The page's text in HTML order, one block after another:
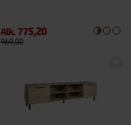
Alk. 775,20
969,00